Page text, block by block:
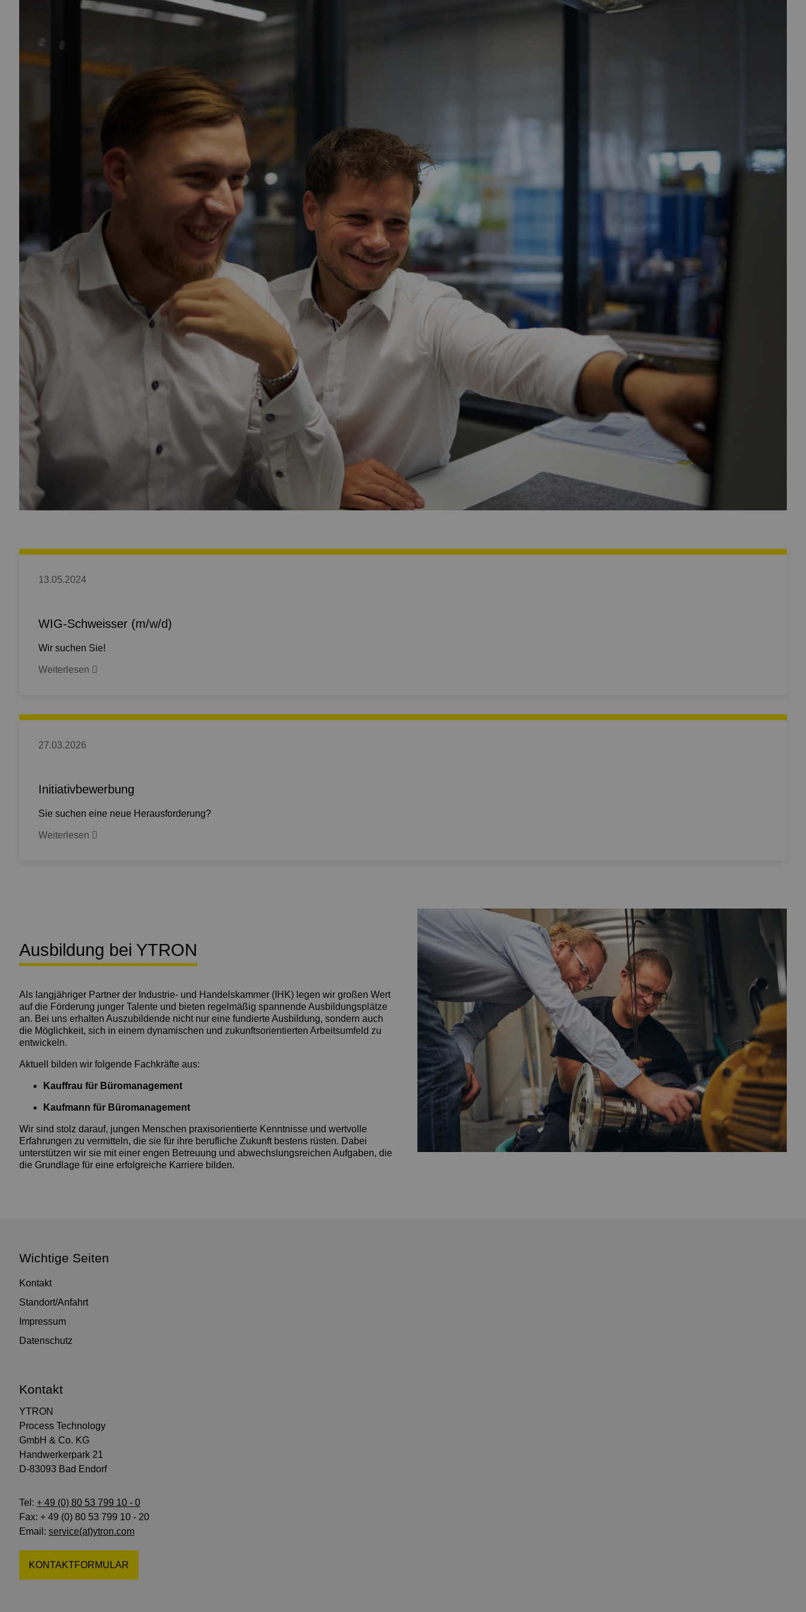
13.05.2024
WIG-Schweisser (m/w/d)
Wir suchen Sie!
Weiterlesen
27.03.2026
Initiativbewerbung
Sie suchen eine neue Herausforderung?
Weiterlesen
Ausbildung bei YTRON
Als langjähriger Partner der Industrie- und Handelskammer (IHK) legen wir großen Wert
auf die Förderung junger Talente und bieten regelmäßig spannende Ausbildungsplätze
an. Bei uns erhalten Auszubildende nicht nur eine fundierte Ausbildung, sondern auch
die Möglichkeit, sich in einem dynamischen und zukunftsorientierten Arbeitsumfeld zu
entwickeln.
Aktuell bilden wir folgende Fachkräfte aus:
Kauffrau für Büromanagement
Kaufmann für Büromanagement
Wir sind stolz darauf, jungen Menschen praxisorientierte Kenntnisse und wertvolle
Erfahrungen zu vermitteln, die sie für ihre berufliche Zukunft bestens rüsten. Dabei
unterstützen wir sie mit einer engen Betreuung und abwechslungsreichen Aufgaben, die
die Grundlage für eine erfolgreiche Karriere bilden.
Wichtige Seiten
Kontakt
Standort/Anfahrt
Impressum
Datenschutz
Kontakt
YTRON
Process Technology
GmbH & Co. KG
Handwerkerpark 21
D-83093 Bad Endorf
Tel: + 49 (0) 80 53 799 10 - 0
Fax: + 49 (0) 80 53 799 10 - 20
Email: service(at)ytron.com
KONTAKTFORMULAR